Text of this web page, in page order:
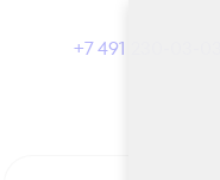
+7 491 230-03-03